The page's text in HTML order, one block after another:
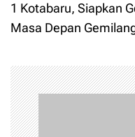
n
v
i
1 Kotabaru, Siapkan
Masa Depan